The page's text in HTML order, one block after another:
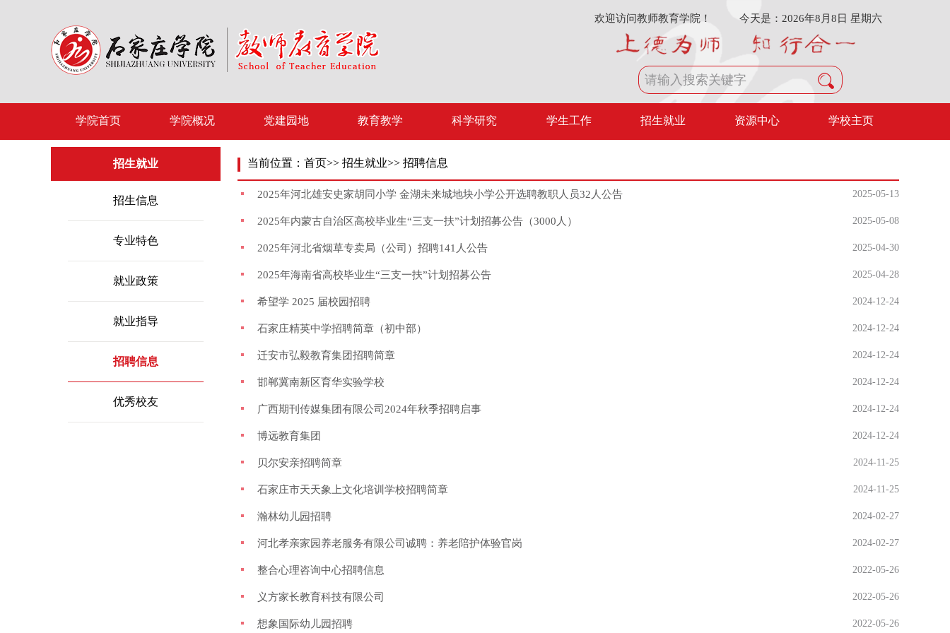
欢迎访问教师教育学院！ 今天是：2026年8月8日 星期六
学院首页 学院概况 党建园地 教育教学 科学研究 学生工作 招生就业 资源中心 学校主页
招生就业
招生信息
专业特色
就业政策
就业指导
招聘信息
优秀校友
当前位置： 首页>> 招生就业>> 招聘信息
2025年河北雄安史家胡同小学 金湖未来城地块小学公开选聘教职人员32人公告 2025-05-13
2025年内蒙古自治区高校毕业生“三支一扶”计划招募公告（3000人） 2025-05-08
2025年河北省烟草专卖局（公司）招聘141人公告 2025-04-30
2025年海南省高校毕业生“三支一扶”计划招募公告 2025-04-28
希望学 2025 届校园招聘 2024-12-24
石家庄精英中学招聘简章（初中部） 2024-12-24
迁安市弘毅教育集团招聘简章 2024-12-24
邯郸冀南新区育华实验学校 2024-12-24
广西期刊传媒集团有限公司2024年秋季招聘启事 2024-12-24
博远教育集团 2024-12-24
贝尔安亲招聘简章 2024-11-25
石家庄市天天象上文化培训学校招聘简章 2024-11-25
瀚林幼儿园招聘 2024-02-27
河北孝亲家园养老服务有限公司诚聘：养老陪护体验官岗 2024-02-27
整合心理咨询中心招聘信息 2022-05-26
义方家长教育科技有限公司 2022-05-26
想象国际幼儿园招聘 2022-05-26